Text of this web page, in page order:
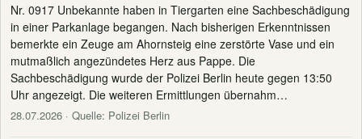
Nr. 0917 Unbekannte haben in Tiergarten eine Sachbeschädigung
in einer Parkanlage begangen. Nach bisherigen Erkenntnissen
bemerkte ein Zeuge am Ahornsteig eine zerstörte Vase und ein
mutmaßlich angezündetes Herz aus Pappe. Die
Sachbeschädigung wurde der Polizei Berlin heute gegen 13:50
Uhr angezeigt. Die weiteren Ermittlungen übernahm…
28.07.2026 · Quelle: Polizei Berlin